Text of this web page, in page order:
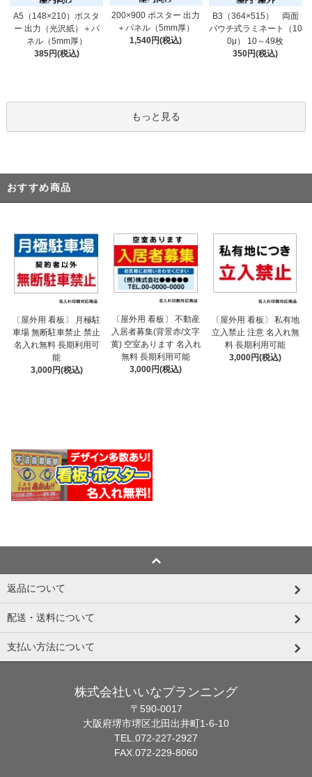
A5（148×210）ポスタ
ー 出力（光沢紙）＋パ
ネル（5mm厚）
385円(税込)
200×900 ポスター 出力
＋パネル（5mm厚）
1,540円(税込)
B3（364×515） 両面
パウチ式ラミネート（10
0μ） 10～49枚
350円(税込)
もっと見る
おすすめ商品
〔屋外用 看板〕 月極駐
車場 無断駐車禁止 禁止
名入れ無料 長期利用可
能
3,000円(税込)
〔屋外用 看板〕 不動産
入居者募集(背景赤/文字
黄) 空室あります 名入れ
無料 長期利用可能
3,000円(税込)
〔屋外用 看板〕 私有地
立入禁止 注意 名入れ無
料 長期利用可能
3,000円(税込)
返品について
配送・送料について
支払い方法について
株式会社いいなプランニング
〒590-0017
大阪府堺市堺区北田出井町1-6-10
TEL.072-227-2927
FAX.072-229-8060